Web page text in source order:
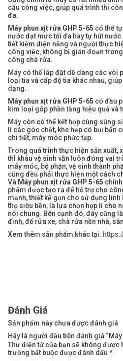
cầu công việc, giúp quá trình thi
đa.
Máy phun xịt rửa GHP 5-65 có thể
nước đạt mức tối đa hay tự hút
tiết kiệm điện năng và người thực
công việc, không bị gián đoạn
công chà rửa.
Máy có thể lắp đặt dẽ dàng các vòi
loại tia và cấp độ tia khác nhau,
dạng.
Máy phun xịt rửa GHP 5-65 có đầu
kim loại góp phần tăng hiệu quả và
Máy còn có thể kết hợp cùng súng
lí các góc chết, khe hẹp có bụi bẩn
chi tiết, máy móc phức tạp.
Trong quá trình thực hiện sản xuất,
thì khâu vệ sinh vẫn luôn đóng vai
máy móc, bộ phận, vệ sinh thành
cũng đều phải thực hiện một cách
Và Máy phun xịt rửa GHP 5-65
phẩm được tạo ra để hỗ trợ cho
mạnh, thiết kế gọn cho sử dụng linh
thọ siêu bền, là lựa chọn hợp lí cho
nói chung. Bên cạnh đó, đây cũng
đình, để rửa xe, chà rửa nền nhà,
Xem thêm sản phẩm khác tại:
Đánh Giá
Sản phẩm này chưa được đánh giá
Hãy là người đầu tiên đánh giá
Thư điện tử của bạn sẽ không được
trường bắt buộc được đánh dấu *